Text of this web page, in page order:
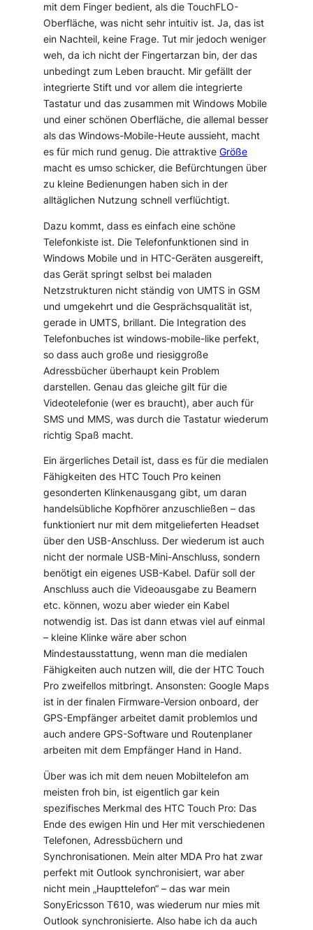
mit dem Finger bedient, als die TouchFLO-
Oberfläche, was nicht sehr intuitiv ist. Ja, das ist
ein Nachteil, keine Frage. Tut mir jedoch weniger
weh, da ich nicht der Fingertarzan bin, der das
unbedingt zum Leben braucht. Mir gefällt der
integrierte Stift und vor allem die integrierte
Tastatur und das zusammen mit Windows Mobile
und einer schönen Oberfläche, die allemal besser
als das Windows-Mobile-Heute aussieht, macht
es für mich rund genug. Die attraktiveGröße
macht es umso schicker, die Befürchtungen über
zu kleine Bedienungen haben sich in der
alltäglichen Nutzung schnell verflüchtigt.
Dazu kommt, dass es einfach eine schöne
Telefonkiste ist. Die Telefonfunktionen sind in
Windows Mobile und in HTC-Geräten ausgereift,
das Gerät springt selbst bei maladen
Netzstrukturen nicht ständig von UMTS in GSM
und umgekehrt und die Gesprächsqualität ist,
gerade in UMTS, brillant. Die Integration des
Telefonbuches ist windows-mobile-like perfekt,
so dass auch große und riesiggroße
Adressbücher überhaupt kein Problem
darstellen. Genau das gleiche gilt für die
Videotelefonie (wer es braucht), aber auch für
SMS und MMS, was durch die Tastatur wiederum
richtig Spaß macht.
Ein ärgerliches Detail ist, dass es für die medialen
Fähigkeiten des HTC Touch Pro keinen
gesonderten Klinkenausgang gibt, um daran
handelsübliche Kopfhörer anzuschließen – das
funktioniert nur mit dem mitgelieferten Headset
über den USB-Anschluss. Der wiederum ist auch
nicht der normale USB-Mini-Anschluss, sondern
benötigt ein eigenes USB-Kabel. Dafür soll der
Anschluss auch die Videoausgabe zu Beamern
etc. können, wozu aber wieder ein Kabel
notwendig ist. Das ist dann etwas viel auf einmal
– kleine Klinke wäre aber schon
Mindestausstattung, wenn man die medialen
Fähigkeiten auch nutzen will, die der HTC Touch
Pro zweifellos mitbringt. Ansonsten: Google Maps
ist in der finalen Firmware-Version onboard, der
GPS-Empfänger arbeitet damit problemlos und
auch andere GPS-Software und Routenplaner
arbeiten mit dem Empfänger Hand in Hand.
Über was ich mit dem neuen Mobiltelefon am
meisten froh bin, ist eigentlich gar kein
spezifisches Merkmal des HTC Touch Pro: Das
Ende des ewigen Hin und Her mit verschiedenen
Telefonen, Adressbüchern und
Synchronisationen. Mein alter MDA Pro hat zwar
perfekt mit Outlook synchronisiert, war aber
nicht mein „Haupttelefon“ – das war mein
SonyEricsson T610, was wiederum nur mies mit
Outlook synchronisierte. Also habe ich da auch